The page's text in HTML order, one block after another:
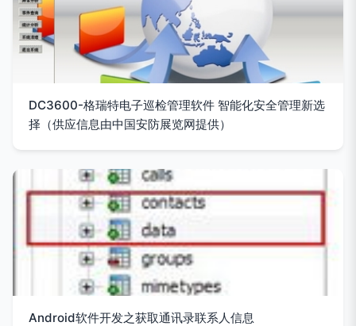
DC3600-格瑞特电子巡检管理软件 智能化安全管理新选
择（供应信息由中国安防展览网提供）
Android软件开发之获取通讯录联系人信息